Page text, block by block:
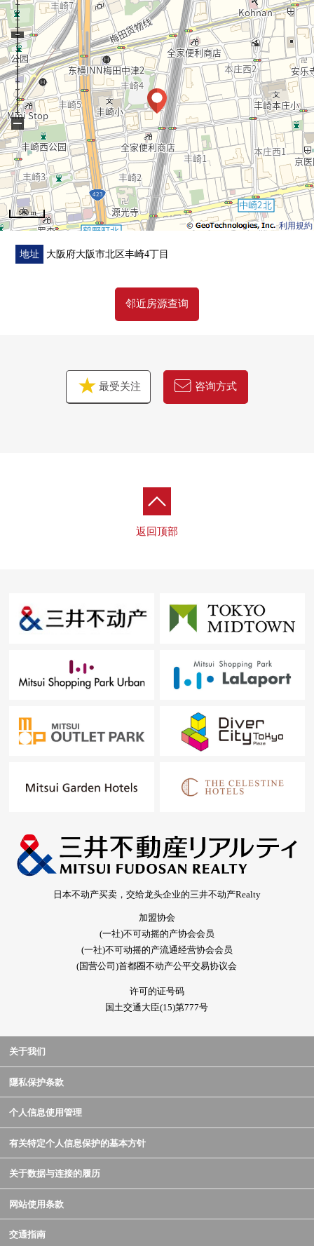
利用規約
100 m
−
地址 大阪府大阪市北区丰崎4丁目
邻近房源查询
最受关注 咨询方式
返回顶部
日本不动产买卖，交给龙头企业的三井不动产Realty
加盟协会
(一社)不可动摇的产协会会员
(一社)不可动摇的产流通经营协会会员
(国营公司)首都圈不动产公平交易协议会
许可的证号码
国土交通大臣(15)第777号
关于我们
隱私保护条款
个人信息使用管理
有关特定个人信息保护的基本方针
关于数据与连接的履历
网站使用条款
交通指南